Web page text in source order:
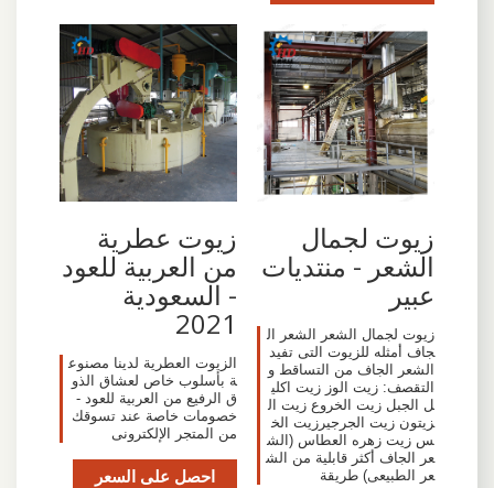
زيوت لجمال
الشعر - منتديات
عبير
زيوت لجمال الشعر الشعر ال
جاف أمثله للزيوت التى تفيد
الشعر الجاف من التساقط و
التقصف: زيت الوز زيت اكلي
ل الجبل زيت الخروع زيت ال
زيتون زيت الجرجيرزيت الخ
س زيت زهره العطاس (الش
عر الجاف أكثر قابلية من الش
عر الطبيعى) طريقة
زيوت عطرية
من العربية للعود
- السعودية
2021
الزيوت العطرية لدينا مصنوع
ة بأسلوب خاص لعشاق الذو
ق الرفيع من العربية للعود -
خصومات خاصة عند تسوقك
من المتجر الإلكترونى
احصل على السعر